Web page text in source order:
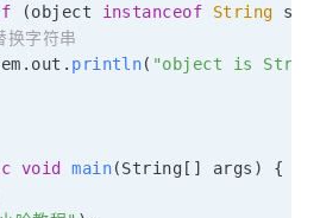
(object instanceof String s
字符串
. out . println( "object is
void main(String[ ] args )
{